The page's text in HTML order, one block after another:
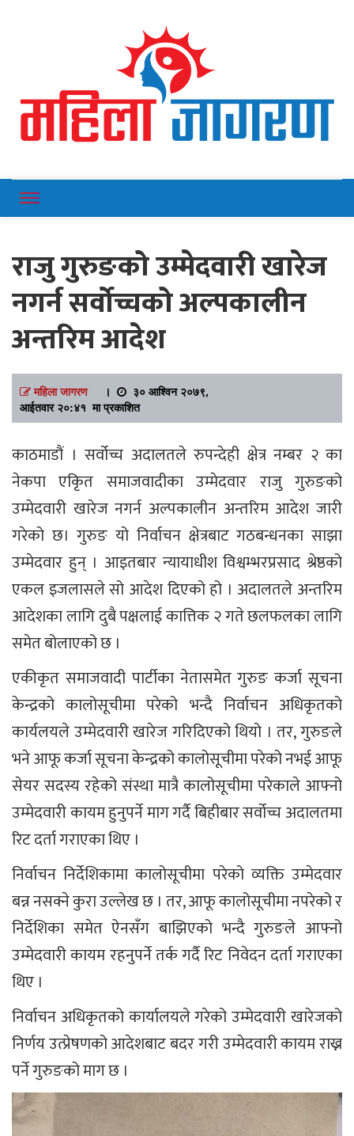
Mahilajagaran
राजु गुरुङको उम्मेदवारी खारेज
नगर्न सर्वोच्चको अल्पकालीन
अन्तरिम आदेश
महिला जागरण।
३० आश्विन २०७९,
आईतवार २०:४१ मा प्रकाशित
काठमाडौं । सर्वोच्च अदालतले रुपन्देही क्षेत्र नम्बर २ का
नेकपा एकिृत समाजवादीका उम्मेदवार राजु गुरुङको
उम्मेदवारी खारेज नगर्न अल्पकालीन अन्तरिम आदेश जारी
गरेको छ। गुरुङ यो निर्वाचन क्षेत्रबाट गठबन्धनका साझा
उम्मेदवार हुन् । आइतबार न्यायाधीश विश्वम्भरप्रसाद श्रेष्ठको
एकल इजलासले सो आदेश दिएको हो । अदालतले अन्तरिम
आदेशका लागि दुबै पक्षलाई कात्तिक २ गते छलफलका लागि
समेत बोलाएको छ ।
एकीकृत समाजवादी पार्टीका नेतासमेत गुरुङ कर्जा सूचना
केन्द्रको कालोसूचीमा परेको भन्दै निर्वाचन अधिकृतको
कार्यलयले उम्मेदवारी खारेज गरिदिएको थियो । तर, गुरुङले
भने आफू कर्जा सूचना केन्द्रको कालोसूचीमा परेको नभई आफू
सेयर सदस्य रहेको संस्था मात्रै कालोसूचीमा परेकाले आफ्नो
उम्मेदवारी कायम हुनुपर्ने माग गर्दै बिहीबार सर्वोच्च अदालतमा
रिट दर्ता गराएका थिए ।
निर्वाचन निर्देशिकामा कालोसूचीमा परेको व्यक्ति उम्मेदवार
बन्न नसक्ने कुरा उल्लेख छ । तर, आफू कालोसूचीमा नपरेको र
निर्देशिका समेत ऐनसँग बाझिएको भन्दै गुरुङले आफ्नो
उम्मेदवारी कायम रहनुपर्ने तर्क गर्दै रिट निवेदन दर्ता गराएका
थिए ।
निर्वाचन अधिकृतको कार्यालयले गरेको उम्मेदवारी खारेजको
निर्णय उत्प्रेषणको आदेशबाट बदर गरी उम्मेदवारी कायम राख्न
पर्ने गुरुङको माग छ ।